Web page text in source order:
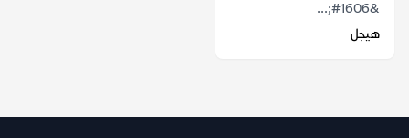
&#1606;...
هيجل